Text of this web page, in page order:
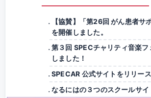
【協賛】「第26回 がん患者サ
を開催しました。
第３回 SPECチャリティ音楽
しました！
SPECAR 公式サイトをリリース
なるにはの３つのスクールサイ